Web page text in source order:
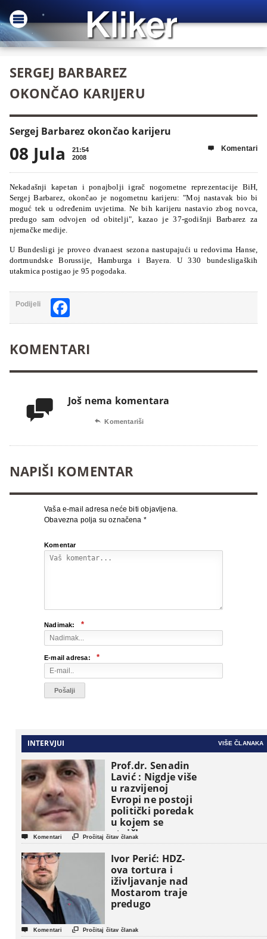
SERGEJ BARBAREZ
OKONČAO KARIJERU
Sergej Barbarez okončao karijeru
08 Jula
21:54
2008
 Komentari
Nekadašnji kapetan i ponajbolji igrač nogometne reprezentacije BiH,
Sergej Barbarez, okončao je nogometnu karijeru: "Moj nastavak bio bi
moguć tek u određenim uvjetima. Ne bih karijeru nastavio zbog novca,
predugo sam odvojen od obitelji", kazao je 37-godišnji Barbarez za
njemačke medije.
U Bundesligi je proveo dvanaest sezona nastupajući u redovima Hanse,
dortmundske Borussije, Hamburga i Bayera. U 330 bundesligaških
utakmica postigao je 95 pogodaka.
Podijeli
KOMENTARI
 Još nema komentara
 Komentariši
NAPIŠI KOMENTAR
Vaša e-mail adresa neće biti objavljena.
Obavezna polja su označena *
Komentar
Nadimak: *
E-mail adresa: *
INTERVJUI VIŠE ČLANAKA
Prof.dr. Senadin
Lavić : Nigdje više
u razvijenoj
Evropi ne postoji
politički poredak
u kojem se
etničke grupe
pojavljuju kao
osnovne
političke jedinice
 Komentari  Pročitaj čitav članak
Ivor Perić: HDZ-
ova tortura i
iživljavanje nad
Mostarom traje
predugo
 Komentari  Pročitaj čitav članak